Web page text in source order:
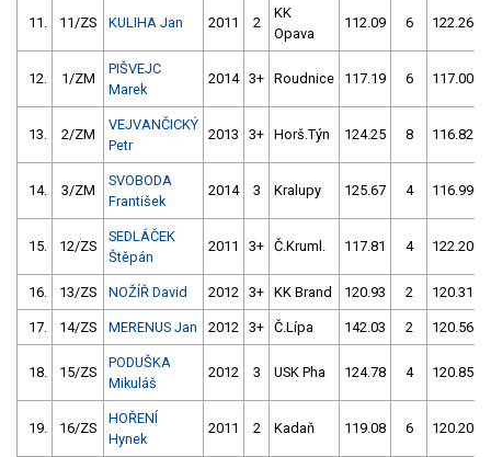
11. 11/ZS KULIHA Jan 2011 2
KK
Opava
112.09 6 122.26
12. 1/ZM
PIŠVEJC
Marek
2014 3+ Roudnice 117.19 6 117.00
13. 2/ZM
VEJVANČICKÝ
Petr
2013 3+ Horš.Týn 124.25 8 116.82
14. 3/ZM
SVOBODA
František
2014 3 Kralupy 125.67 4 116.99
15. 12/ZS
SEDLÁČEK
Štěpán
2011 3+ Č.Kruml. 117.81 4 122.20
16. 13/ZS NOŽÍŘ David 2012 3+ KK Brand 120.93 2 120.31
17. 14/ZS MERENUS Jan 2012 3+ Č.Lípa 142.03 2 120.56
18. 15/ZS
PODUŠKA
Mikuláš
2012 3 USK Pha 124.78 4 120.85
19. 16/ZS
HOŘENÍ
Hynek
2011 2 Kadaň 119.08 6 120.20